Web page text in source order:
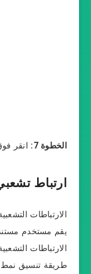
الخطوة 7: انقر
ارتباط
الارتباطات
الارتباطات
طريقة تنسيق نمط